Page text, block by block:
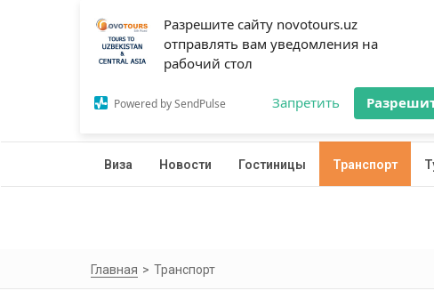
Разрешите сайту novotours.uz
отправлять вам уведомления на
рабочий стол
Powered by SendPulse Запретить
Виза Новости Гостиницы Транспорт
Главная Транспорт